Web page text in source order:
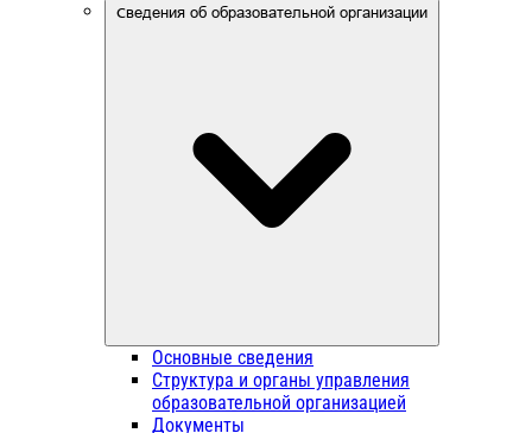
Сведения об образовательной организации
Основные сведения
Структура и органы управления
образовательной организацией
Документы